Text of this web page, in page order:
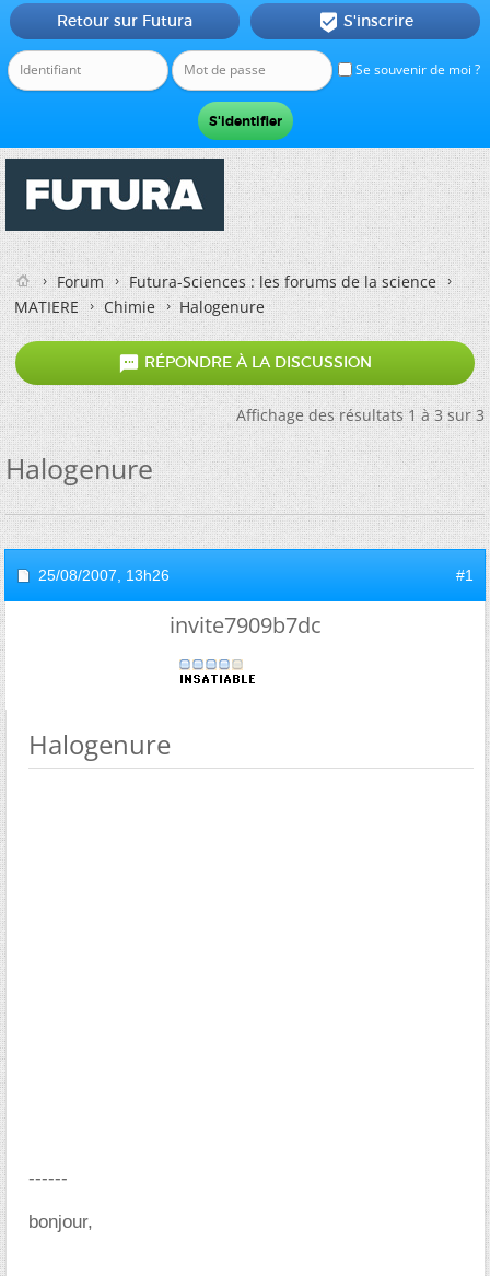
Se souvenir de moi ?
Retour sur Futura  S'inscrire
Forum
Futura-Sciences : les forums de la science
MATIERE
Chimie Halogenure
 RÉPONDRE À LA DISCUSSION
Affichage des résultats 1 à 3 sur 3
Halogenure
25/08/2007, 13h26 #1
invite7909b7dc
Halogenure
------
bonjour,